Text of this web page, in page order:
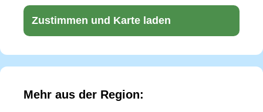
Zustimmen und Karte laden
Mehr aus der Region: